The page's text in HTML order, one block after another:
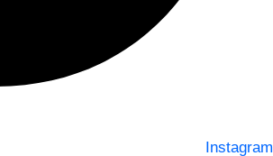
Instagram